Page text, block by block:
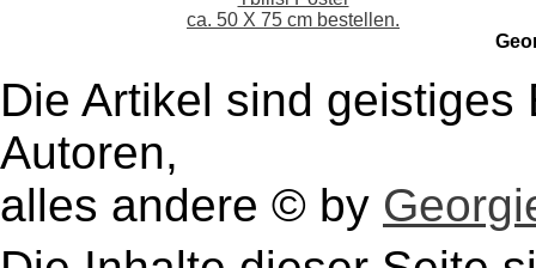
ca. 50 X 75 cm bestellen.
Die Artikel sind
Autoren,
alles andere © by